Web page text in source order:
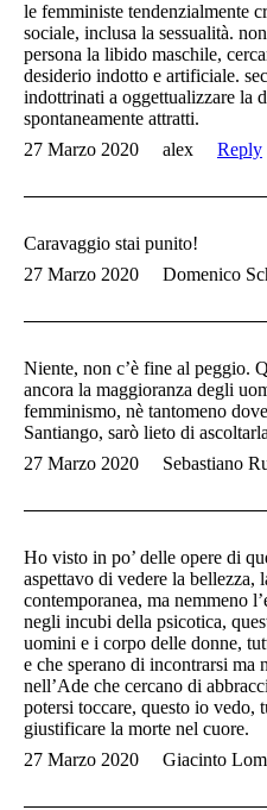
le femministe tendenzialmente
sociale, inclusa la sessualità.
persona la libido maschile,
desiderio indotto e artificiale.
indottrinati a oggettualizzare la
spontaneamente attratti.
27 Marzo 2020
alex Reply
Caravaggio stai punito!
27 Marzo 2020
Domenico
Niente, non c’è fine al peggio.
ancora la maggioranza degli
femminismo, nè tantomeno
Santiango, sarò lieto di
27 Marzo 2020
Sebastiano
Ho visto in po’ delle opere di
aspettavo di vedere la bellezza,
contemporanea, ma nemmeno
negli incubi della psicotica,
uomini e i corpo delle donne,
e che sperano di incontrarsi ma
nell’Ade che cercano di
potersi toccare, questo io vedo,
giustificare la morte nel cuore.
27 Marzo 2020
Giacinto